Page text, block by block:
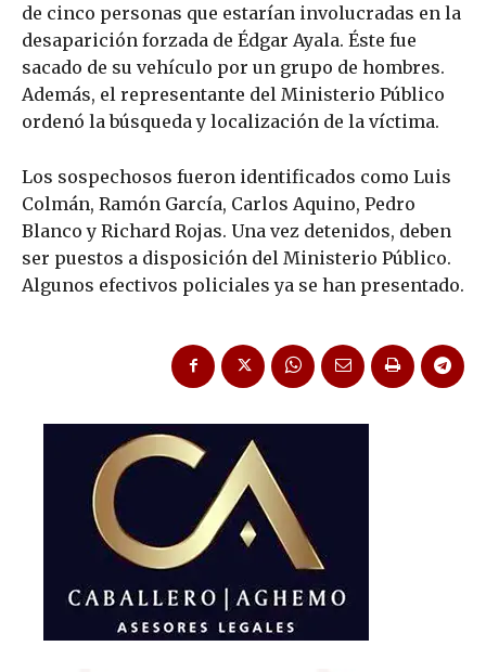
de cinco personas que estarían involucradas en la
desaparición forzada de Édgar Ayala. Éste fue
sacado de su vehículo por un grupo de hombres.
Además, el representante del Ministerio Público
ordenó la búsqueda y localización de la víctima.
Los sospechosos fueron identificados como Luis
Colmán, Ramón García, Carlos Aquino, Pedro
Blanco y Richard Rojas. Una vez detenidos, deben
ser puestos a disposición del Ministerio Público.
Algunos efectivos policiales ya se han presentado.